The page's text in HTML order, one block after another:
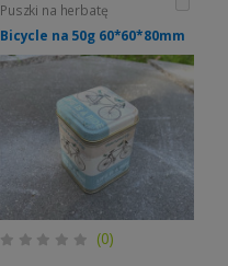
Puszki na herbatę
Bicycle na 50g 60*60*80mm
(0)